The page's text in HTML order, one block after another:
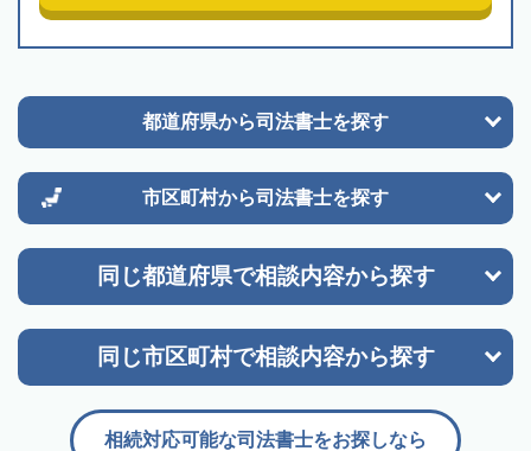
都道府県から司法書士を探す
市区町村から司法書士を探す
同じ都道府県で相談内容から探す
同じ市区町村で相談内容から探す
相続対応可能な司法書士をお探しなら